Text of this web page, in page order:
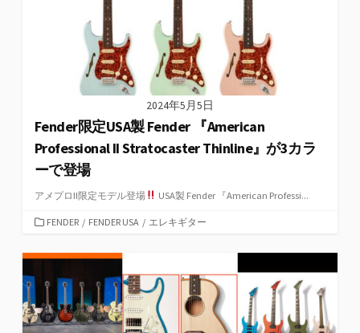
2024年5月5日
Fender限定USA製 Fender 『American
Professional II Stratocaster Thinline』が3カラ
ーで登場
アメプロII限定モデル登場 USA製 Fender 『American Professi...
カ
ゴ
ー
FENDER / FENDER USA / エレキギター